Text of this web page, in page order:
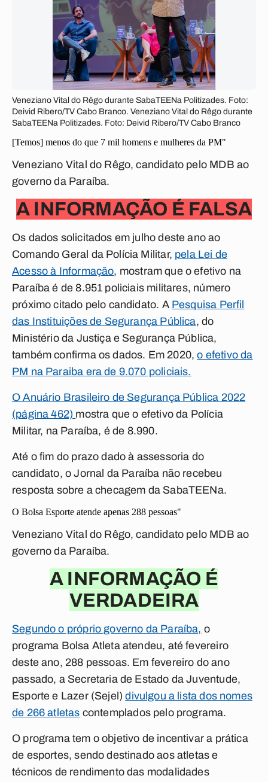
Veneziano Vital do Rêgo durante SabaTEENa Politizades. Foto:
Deivid Ribero/TV Cabo Branco. Veneziano Vital do Rêgo durante
SabaTEENa Politizades. Foto: Deivid Ribero/TV Cabo Branco
[Temos] menos do que 7 mil homens e mulheres da PM"
Veneziano Vital do Rêgo, candidato pelo MDB ao
governo da Paraíba.
A INFORMAÇÃO É FALSA
Os dados solicitados em julho deste ano ao
Comando Geral da Polícia Militar, pela Lei de
Acesso à Informação, mostram que o efetivo na
Paraíba é de 8.951 policiais militares, número
próximo citado pelo candidato. A Pesquisa Perfil
das Instituições de Segurança Pública, do
Ministério da Justiça e Segurança Pública,
também confirma os dados. Em 2020,o efetivo da
PM na Paraiba era de 9.070 policiais.
O Anuário Brasileiro de Segurança Pública 2022
(página 462) mostra que o efetivo da Polícia
Militar, na Paraíba, é de 8.990.
Até o fim do prazo dado à assessoria do
candidato, oJornal da Paraíba não recebeu
resposta sobre a checagem da SabaTEENa.
O Bolsa Esporte atende apenas 288 pessoas"
Veneziano Vital do Rêgo, candidato pelo MDB ao
governo da Paraíba.
A INFORMAÇÃO É
VERDADEIRA
Segundo o próprio governo da Paraíba, o
programa Bolsa Atleta atendeu, até fevereiro
deste ano, 288 pessoas. Em fevereiro do ano
passado, a Secretaria de Estado da Juventude,
Esporte e Lazer (Sejel)divulgou a lista dos nomes
de 266 atletas contemplados pelo programa.
O programa tem o objetivo de incentivar a prática
de esportes, sendo destinado aos atletas e
técnicos de rendimento das modalidades